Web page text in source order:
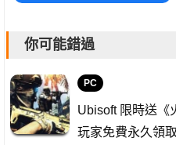
你可能錯過
PC
Ubisoft 限時送
玩家免費永久領取